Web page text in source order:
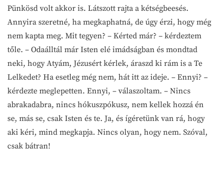
Pünkösd volt akkor is. Látszott rajta a kétségbeesés.
Annyira szeretné, ha megkaphatná, de úgy érzi, hogy még
nem kapta meg. Mit tegyen? – Kérted már? – kérdeztem
tőle. – Odaálltál már Isten elé imádságban és mondtad
neki, hogy Atyám, Jézusért kérlek, áraszd ki rám is a Te
Lelkedet? Ha esetleg még nem, hát itt az ideje. – Ennyi? –
kérdezte meglepetten. Ennyi, – válaszoltam. – Nincs
abrakadabra, nincs hókuszpókusz, nem kellek hozzá én
se, más se, csak Isten és te. Ja, és ígéretünk van rá, hogy
aki kéri, mind megkapja. Nincs olyan, hogy nem. Szóval,
csak bátran!